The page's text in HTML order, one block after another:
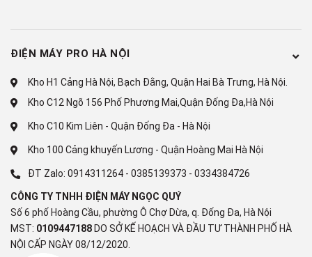
ĐIỆN MÁY PRO HÀ NỘI
Kho H1 Cảng Hà Nội, Bạch Đằng, Quận Hai Bà Trưng, Hà Nội.
Kho C12 Ngõ 156 Phố Phương Mai,Quận Đống Đa,Hà Nội
Kho C10 Kim Liên - Quận Đống Đa - Hà Nội
Kho 100 Cảng khuyến Lương - Quận Hoàng Mai Hà Nội
ĐT Zalo: 0914311264 - 0385139373 - 0334384726
CÔNG TY TNHH ĐIỆN MÁY NGỌC QUÝ
Số 6 phố Hoàng Cầu, phường Ô Chợ Dừa, q. Đống Đa, Hà Nội
MST: 0109447188 DO SỞ KẾ HOẠCH VÀ ĐẦU TƯ THÀNH PHỐ HÀ
NỘI CẤP NGÀY 08/12/2020.